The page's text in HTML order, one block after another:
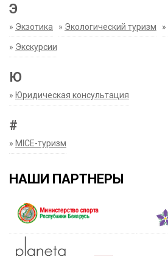
Э
» Экзотика » Экологический туризм »
» Экскурсии
Ю
» Юридическая консультация
#
» MICE-туризм
НАШИ ПАРТНЕРЫ